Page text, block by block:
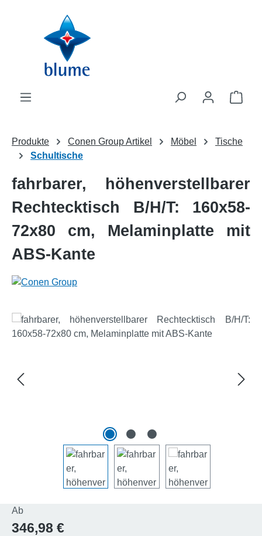
Zum Hauptinhalt springen
Produkte Conen Group Artikel Möbel
Tische
Schultische
fahrbarer, höhenverstellbarer
Rechtecktisch B/H/T: 160x58-
72x80 cm, Melaminplatte mit
ABS-Kante
Bildergalerie überspringen
AbRegulärer Preis:
346,98 €